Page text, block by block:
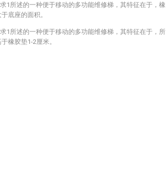
1所述的一种便于移动的多功能维修梯，其特征在于，橡
底座的面积。
1所述的一种便于移动的多功能维修梯，其特征在于，所
橡胶垫1-2厘米。